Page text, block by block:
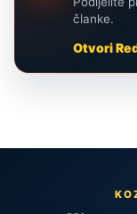
članke.
Otvori